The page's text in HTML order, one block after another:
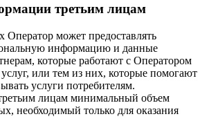
третьим лицам
Оператор может предоставлять
информацию и данные
которые работают с Оператором
услуг, или тем из них, которые помогают
услуги потребителям.
лицам минимальный объем
необходимый только для оказания